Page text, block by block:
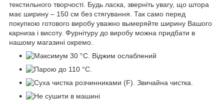
текстильного творчості. Будь ласка, зверніть увагу, що штора
має ширину – 150 см без стягування. Так само перед
покупкою готового виробу уважно вымеряйте ширину Вашого
карниза і висоту. Фурнітуру до виробу можна придбати в
нашому магазині окремо.